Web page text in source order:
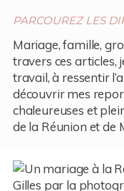
PARCOUREZ LES
Mariage, famille,
travers ces articles,
travail, à ressentir
découvrir mes
chaleureuses et
de la Réunion et de